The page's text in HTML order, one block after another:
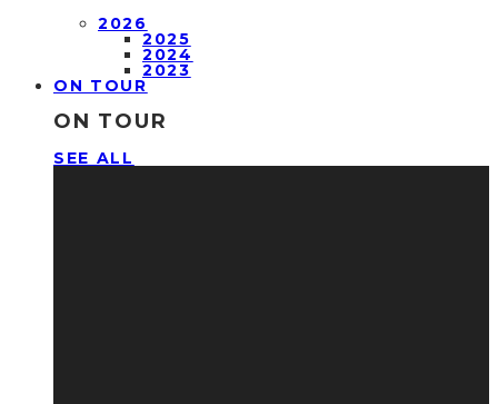
2026
2025
2024
2023
ON TOUR
ON TOUR
SEE ALL